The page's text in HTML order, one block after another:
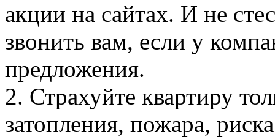
акции на сайтах. И не
звонить вам, если у
предложения.
2. Страхуйте квартиру
затопления, пожара,